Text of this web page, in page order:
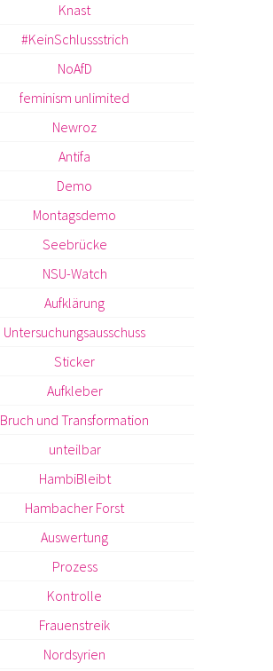
Knast
#KeinSchlussstrich
NoAfD
feminism unlimited
Newroz
Antifa
Demo
Montagsdemo
Seebrücke
NSU-Watch
Aufklärung
Untersuchungsausschuss
Sticker
Aufkleber
Bruch und Transformation
unteilbar
HambiBleibt
Hambacher Forst
Auswertung
Prozess
Kontrolle
Frauenstreik
Nordsyrien